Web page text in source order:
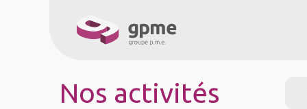
Nos activités